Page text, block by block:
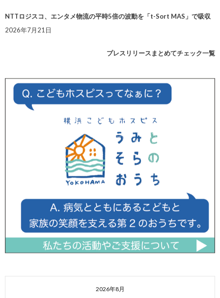
NTTロジスコ、エンタメ物流の平時5倍の波動を「t-Sort MAS」で吸収
2026年7月21日
プレスリリースまとめてチェック一覧
2026年8月